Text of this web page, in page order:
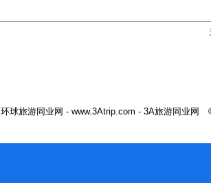
环球旅游同业网 - www.3Atrip.com - 3A旅游同